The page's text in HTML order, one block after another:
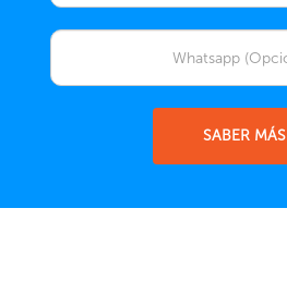
SABER MÁS